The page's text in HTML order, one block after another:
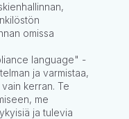
omissa
language" -
ja varmistaa,
kerran. Te
me
ja tulevia